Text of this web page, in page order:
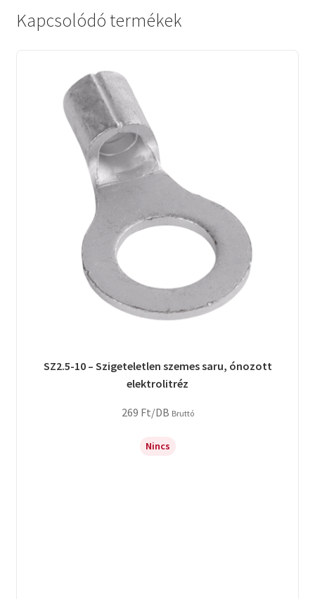
Kapcsolódó termékek
SZ2.5-10 – Szigeteletlen szemes saru, ónozott
elektrolitréz
269 Ft/DB Bruttó
Nincs